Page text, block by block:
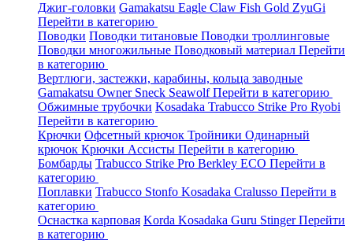
Джиг-головки Gamakatsu Eagle Claw Fish Gold ZyuGi
Перейти в категорию
Поводки Поводки титановые Поводки троллинговые
Поводки многожильные Поводковый материал Перейти
в категорию
Вертлюги, застежки, карабины, кольца заводные
Gamakatsu Owner Sneck SeawolfПерейти в категорию
Обжимные трубочки Kosadaka Trabucco Strike Pro Ryobi
Перейти в категорию
Крючки Офсетный крючок Тройники Одинарный
крючок Крючки Ассисты Перейти в категорию
Бомбарды Trabucco Strike Pro Berkley ECO Перейти в
категорию
Поплавки Trabucco Stonfo Kosadaka Cralusso Перейти в
категорию
Оснастка карповая Korda Kosadaka Guru StingerПерейти
в категорию